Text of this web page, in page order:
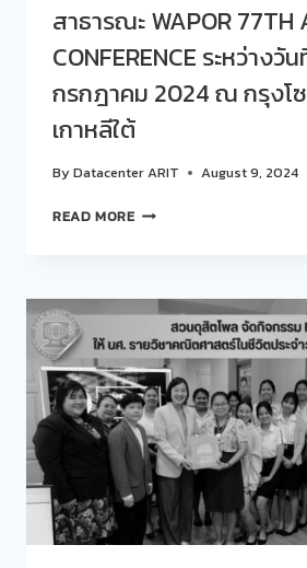
สาธารณะ WAPOR 77TH
CONFERENCE ระหว่างวั
กรกฎาคม 2024 ณ กรุงโซ
เกาหลีใต้
ByDatacenter ARIT August 9, 2024
READ MOREการ
ประชุม
วิชาการ
สมาชิก
สมาคม
โลก
เพื่อ
การ
วิจัย
ความ
คิด
เห็น
สาธารณะ